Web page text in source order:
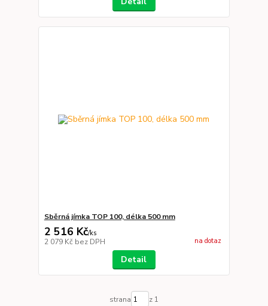
Sběrná jímka TOP 100, délka 500 mm
2 516 Kč/ks
2 079 Kč bez DPH na dotaz
Detail
strana z 1